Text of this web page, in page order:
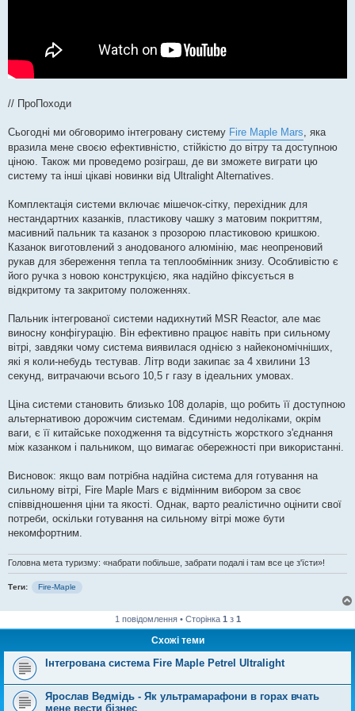
// ПроПоходи
Сьогодні ми обговоримо інтегровану систему Fire Maple Mars , яка
вразила мене своєю ефективністю, стійкістю до вітру та доступною
ціною. Також ми проведемо розіграш, де ви зможете виграти цю
систему та інші цікаві новинки від Ultralight Alternatives.
Комплектація системи включає мішечок-сітку, перехідник для
нестандартних казанків, пластикову чашку з матовим покриттям,
масивний пальник та казанок з прозорою пластиковою кришкою.
Казанок виготовлений з анодованого алюмінію, має неопреновий
рукав для збереження тепла та теплообмінник знизу. Особливістю є
його ручка з новою конструкцією, яка надійно фіксується в
відкритому та закритому положеннях.
Пальник інтегрованої системи надихнутий MSR Reactor, але має
виносну конфігурацію. Він ефективно працює навіть при сильному
вітрі, завдяки чому система виявилася однією з найекономічніших,
які я коли-небудь тестував. Літр води закипає за 4 хвилини 13
секунд, витрачаючи всього 10,5 г газу в ідеальних умовах.
Ціна системи становить близько 108 доларів, що робить її доступною
альтернативою дорожчим системам. Єдиними недоліками, окрім
ваги, є її китайське походження та відсутність жорсткого з'єднання
між казанком і пальником, що вимагає обережності при використанні.
Висновок: якщо вам потрібна надійна система для готування на
сильному вітрі, Fire Maple Mars є відмінним вибором за своє
співвідношення ціни та якості. Однак, варто реалістично оцінити свої
потреби, оскільки готування на сильному вітрі може бути
некомфортним.
Головна мета туризму: «набрати побільше, забрати подалі і там все це з'їсти»!
Теги: Fire-Maple
1 повідомлення • Сторінка 1 з 1
Схожі теми
Інтегрована система Fire Maple Petrel Ultralight
Ярослав Ведмідь - Як ультрамарафони в горах вчать
мене вести бізнес